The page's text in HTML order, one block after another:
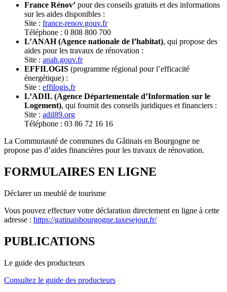
France Rénov’ pour des conseils gratuits et des informations
sur les aides disponibles :
Site : france-renov.gouv.fr
Téléphone : 0 808 800 700
L’ANAH (Agence nationale de l’habitat), qui propose des
aides pour les travaux de rénovation :
Site : anah.gouv.fr
EFFILOGIS (programme régional pour l’efficacité
énergétique) :
Site : effilogis.fr
L’ADIL (Agence Départementale d’Information sur le
Logement), qui fournit des conseils juridiques et financiers :
Site : adil89.org
Téléphone : 03 86 72 16 16
La Communauté de communes du Gâtinais en Bourgogne ne
propose pas d’aides financières pour les travaux de rénovation.
FORMULAIRES EN LIGNE
Déclarer un meublé de tourisme
Vous pouvez effectuer votre déclaration directement en ligne à cette
adresse : https://gatinaisbourgogne.taxesejour.fr/
PUBLICATIONS
Le guide des producteurs
Consultez le guide des producteurs